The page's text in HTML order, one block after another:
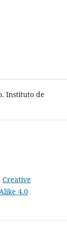
Instituto de
Creative
4.0